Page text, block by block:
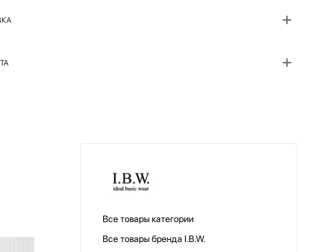
Все товары категории
Все товары бренда I.B.W.